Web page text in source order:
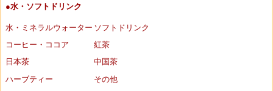
●水・ソフトドリンク
水・ミネラルウォーター ソフトドリンク
コーヒー・ココア
紅茶
日本茶
中国茶
ハーブティー
その他